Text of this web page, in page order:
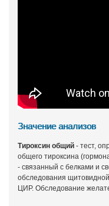
Значение анализов
Тироксин общий - тест,
общего тироксина
- связанный с белками и
обследования
ЦИР. Обследование